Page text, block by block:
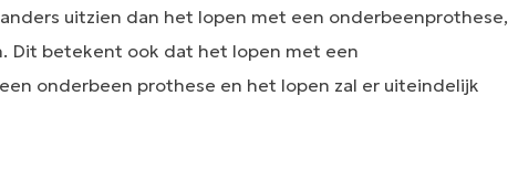
uitzien dan het lopen met een onderbeenprothese,
Dit betekent ook dat het lopen met een
onderbeen prothese en het lopen zal er uiteindelijk